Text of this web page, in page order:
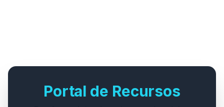
Portal de Recursos